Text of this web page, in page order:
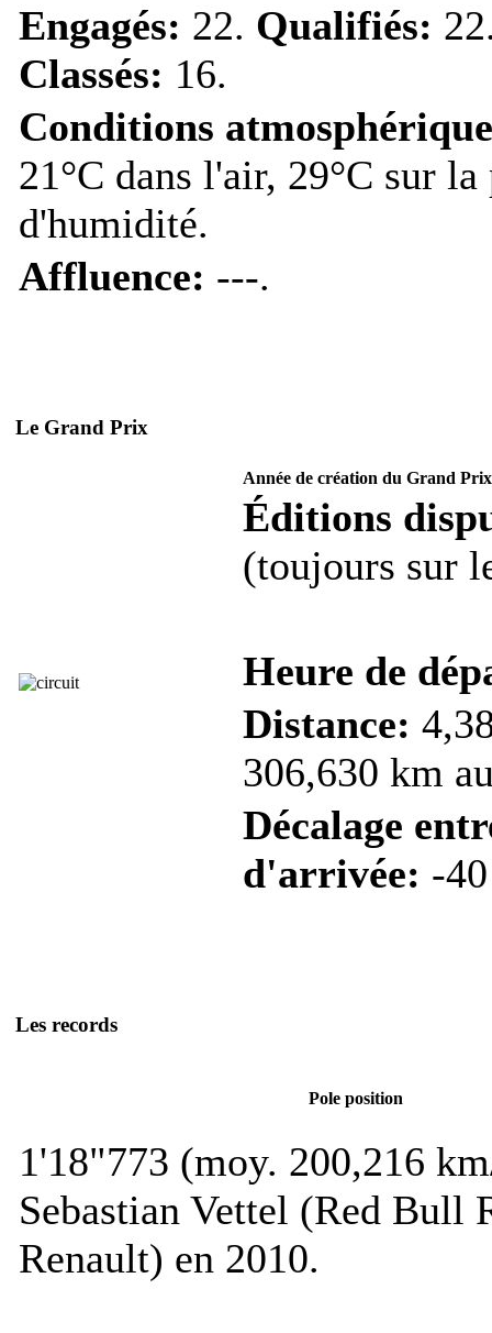
Engagés: 22. Qualifiés:
Classés: 16.
Conditions
21°C dans l'air, 29°C sur
d'humidité.
Affluence: ---.
Le Grand Prix
Année de création du Grand
Éditions
(toujours sur
Heure de
Distance:
306,630 km
Décalage
d'arrivée: -
Les records
Pole position
1'18"773 (moy. 200,216
Sebastian Vettel (Red Bull
Renault) en 2010.